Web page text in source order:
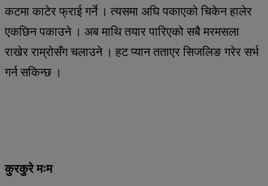
कटमा काटेर फ्राई गर्ने । त्यसमा अघि पकाएको चिकेन हालेर
एकछिन पकाउने । अब माथि तयार पारिएको सबै मरमसला
राखेर राम्रोसँग चलाउने । हट प्यान तताएर सिजलिङ गरेर सर्भ
गर्न सकिन्छ ।
कुरकुरे मःम